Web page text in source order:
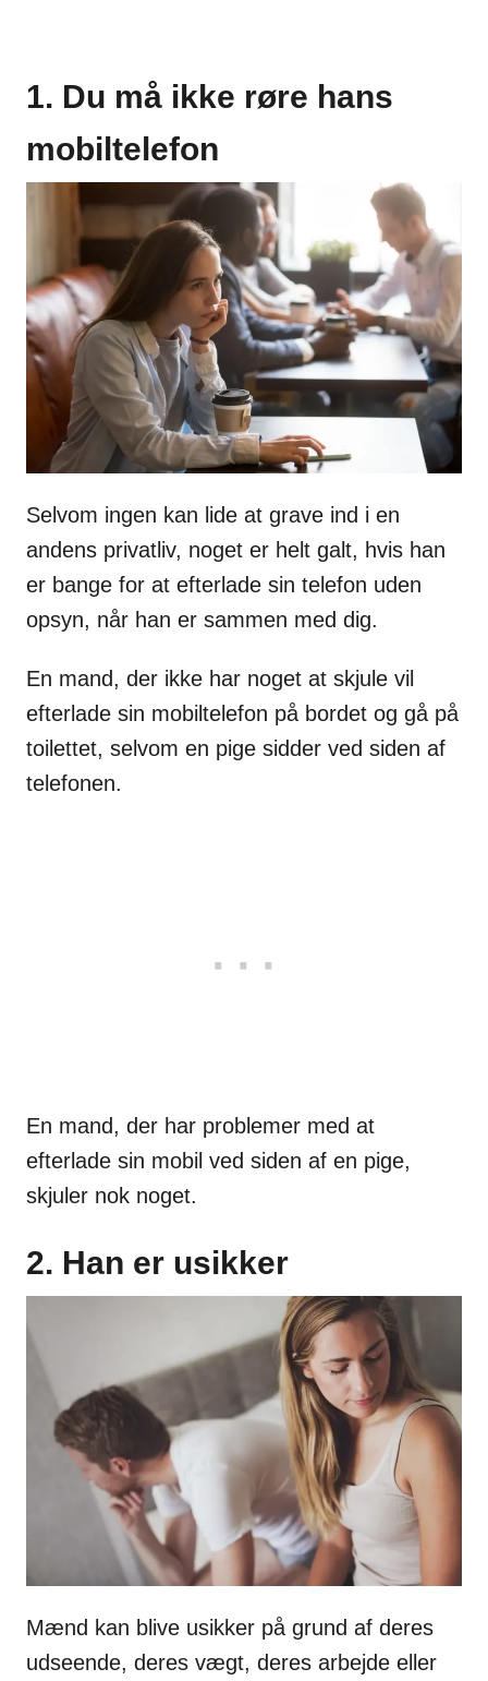
1. Du må ikke røre hans
mobiltelefon
Selvom ingen kan lide at grave ind i en
andens privatliv, noget er helt galt, hvis han
er bange for at efterlade sin telefon uden
opsyn, når han er sammen med dig.
En mand, der ikke har noget at skjule vil
efterlade sin mobiltelefon på bordet og gå på
toilettet, selvom en pige sidder ved siden af
telefonen.
En mand, der har problemer med at
efterlade sin mobil ved siden af en pige,
skjuler nok noget.
2. Han er usikker
Mænd kan blive usikker på grund af deres
udseende, deres vægt, deres arbejde eller